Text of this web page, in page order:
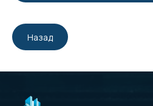
Назад